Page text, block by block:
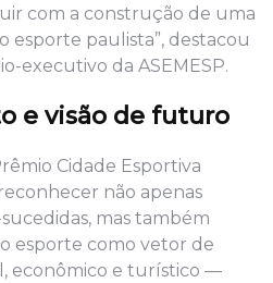
com a construção de uma
esporte paulista”, destacou
executivo da ASEMESP.
e visão de futuro
Cidade Esportiva
não apenas
mas também
esporte como vetor de
econômico e turístico —